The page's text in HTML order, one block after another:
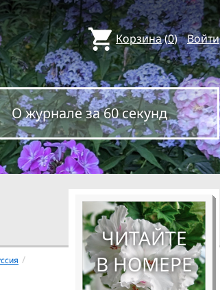
Корзина(0) Войти
О журнале за 60 секунд
/
ЧИТАЙТЕ
В НОМЕРЕ